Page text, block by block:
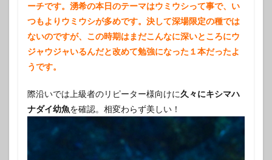
ーチです。湧希の本日のテーマはウミウシって事で、い
つもよりウミウシが多めです。決して深場限定の種では
ないのですが、この時期はまだこんなに深いところにウ
ジャウジャいるんだと改めて勉強になった１本だったよ
うです。
際沿いでは上級者のリピーター様向けに久々にキシマハ
ナダイ幼魚を確認。相変わらず美しい！